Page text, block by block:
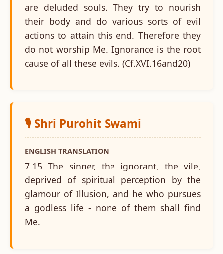
are deluded souls. They try to nourish
their body and do various sorts of evil
actions to attain this end. Therefore they
do not worship Me. Ignorance is the root
cause of all these evils. (Cf.XVI.16and20)
🎙️ Shri Purohit Swami
ENGLISH TRANSLATION
7.15 The sinner, the ignorant, the vile,
deprived of spiritual perception by the
glamour of Illusion, and he who pursues
a godless life - none of them shall find
Me.